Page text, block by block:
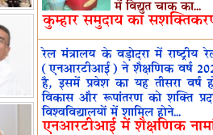
में विद्युत चाक का...
कुम्हार समुदाय का
रेल मंत्रालय के वड़ोदरा में राष्ट्रीय
(एनआरटीआई) ने शैक्षणिक वर्ष
है, इसमें प्रवेश का यह तीसरा वर्ष
विकास और रूपांतरण को शक्ति
विश्वविद्यालयों में शामिल होने...
एनआरटीआई में शैक्षणिक